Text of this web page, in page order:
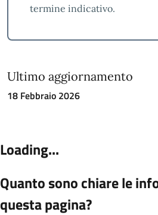
termine indicativo.
Ultimo aggiornamento
18 Febbraio 2026